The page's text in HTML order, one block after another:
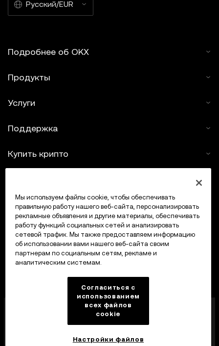
Русский/EUR
Подробнее об OKX
Продукты
Услуги
Поддержка
Купить крипто
Трейдинг
Компания OKX Europe Limited, работающая под
торговой маркой OKX, получила лицензию
поставщика услуг в сфере криптоактивов от MFSA
в соответствии со статьей 28 Закона о рынках
Мы используем файлы cookie, чтобы обеспечивать
правильную работу нашего веб-сайта, персонализировать
рекламные объявления и другие материалы, обеспечивать
работу функций социальных сетей и анализировать
сетевой трафик. Мы также предоставляем информацию
об использовании вами нашего веб-сайта своим
партнерам по социальным сетям, рекламе и
аналитическим системам.
Согласиться с
использованием
всех файлов
cookie
Настройки файлов